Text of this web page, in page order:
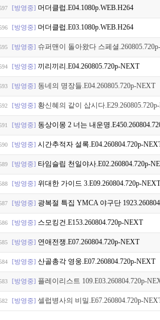
[방영중] 머더클럽.E04.1080p.WEB.H264
[방영중] 머더클럽.E03.1080p.WEB.H264
[방영중] 슈퍼맨이 돌아왔다 스페셜
[방영중] 끼리끼리.E04.260805.720p-NEXT
[방영중] 동네의 명장들.E04.260805.720p-NEXT
[방영중] 황신혜의 같이 삽시다
[방영중] 동상이몽 2 너는 내운명
[방영중] 시간추적자 설록.E04.260804.720p-
[방영중] 타임슬립 천일야사.E02.260804.720p-
[방영중] 위대한 가이드 3.E09.260804.720p-NEXT
[방영중] 광복절 특집 YMCA 야구단
[방영중] 스모킹건.E153.260804.720p-NEXT
[방영중] 연애전쟁.E07.260804.720p-NEXT
[방영중] 산골총각 영웅.E07.260804.720p-NEXT
[방영중] 플레이리스트 109.E03.260804.720p-
[방영중] 셀럽병사의 비밀.E67.260804.720p-